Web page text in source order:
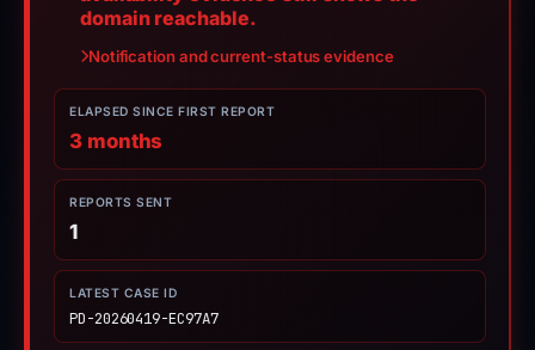
domain reachable.
Notification and current-status evidence
ELAPSED SINCE FIRST REPORT
3 months
REPORTS SENT
1
LATEST CASE ID
PD-20260419-EC97A7